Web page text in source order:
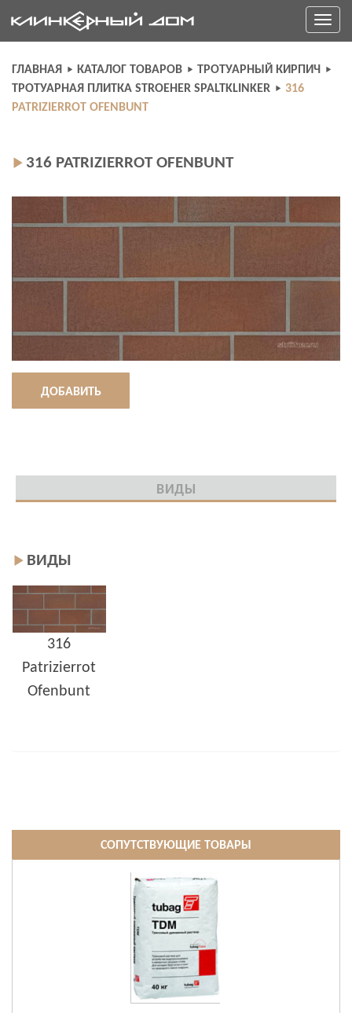
to
content
Toggle
ГЛАВНАЯ КАТАЛОГ ТОВАРОВ
ТРОТУАРНЫЙ КИРПИЧ
ТРОТУАРНАЯ ПЛИТКА STROEHER SPALTKLINKER
316
PATRIZIERROT OFENBUNT
316 PATRIZIERROT OFENBUNT
ДОБАВИТЬ
ВИДЫ
ВИДЫ
316
Patrizierrot
Ofenbunt
СОПУТСТВУЮЩИЕ ТОВАРЫ